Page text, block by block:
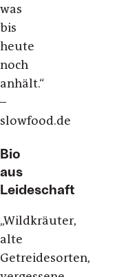
was
bis
heute
noch
anhält.“
–
slowfood.de
Bio
aus
Leideschaft
„Wildkräuter,
alte
Getreidesorten,